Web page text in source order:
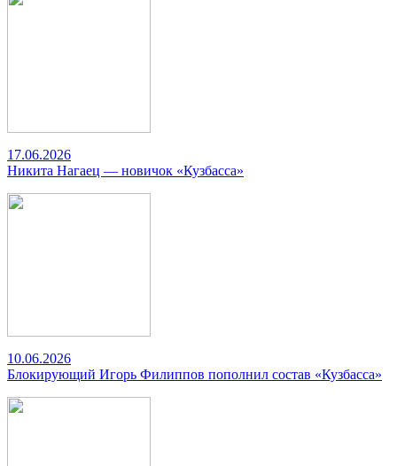
17.06.2026
Никита Нагаец — новичок «Кузбасса»
10.06.2026
Блокирующий Игорь Филиппов пополнил состав «Кузбасса»